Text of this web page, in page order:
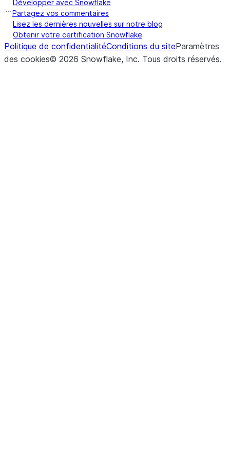
Développer avec Snowflake
Partagez vos commentaires
Lisez les dernières nouvelles sur notre blog
Obtenir votre certification Snowflake
Politique de confidentialitéConditions du siteParamètres
des cookies© 2026 Snowflake, Inc. Tous droits réservés.